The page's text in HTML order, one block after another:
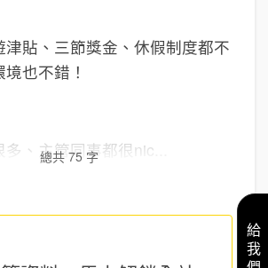
貼、三節獎金、休假制度都不
也不錯！
、主管同事都很nic...
總共 75 字